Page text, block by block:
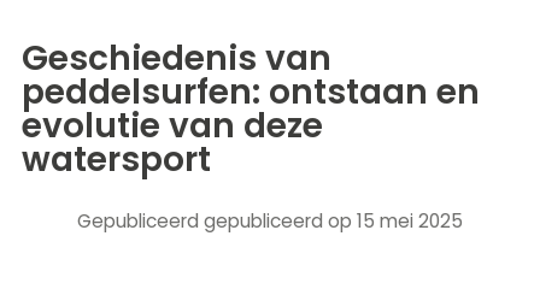
Geschiedenis van
peddelsurfen: ontstaan en
evolutie van deze
watersport
Gepubliceerd gepubliceerd op 15 mei 2025